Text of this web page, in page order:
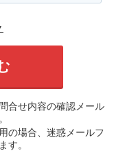
合せ内容の確認メール
の場合、迷惑メールフ
す。